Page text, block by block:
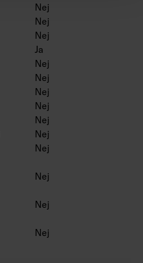
Nej
Nej
Nej
Ja
Nej
Nej
Nej
Nej
Nej
Nej
Nej
Nej
Nej
Nej